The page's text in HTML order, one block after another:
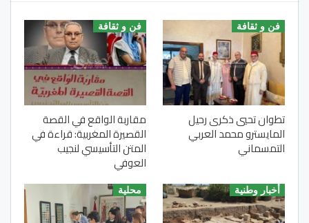
فن و ثقافة
تطوان تحيي ذكرى رحيل
المايسترو محمد العربي
التمسماني
فن و ثقافة
مقاربة الواقع في القصة
القصيرة المغربية: قراءة في
المتن التأسيسي لنجيب
العوفي
أخبار وطنية محلية